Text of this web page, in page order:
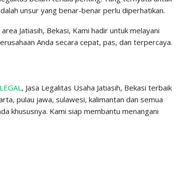
unsur yang benar-benar perlu diperhatikan.
Jatiasih, Bekasi, Kami hadir untuk melayani
Anda secara cepat, pas, dan terpercaya.
, Jasa Legalitas Usaha Jatiasih, Bekasi terbaik
pulau jawa, sulawesi, kalimantan dan semua
khususnya. Kami siap membantu menangani